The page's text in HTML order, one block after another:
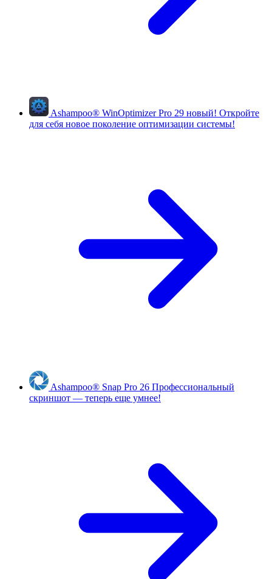
Ashampoo® WinOptimizer Pro 29 новый! Откройте
для себя новое поколение оптимизации системы!
Ashampoo® Snap Pro 26 Профессиональный
скриншот — теперь еще умнее!